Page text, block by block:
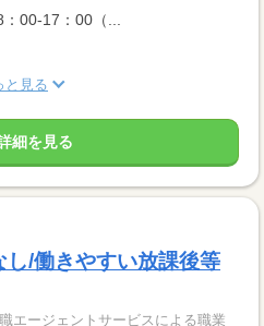
00-17：00（...
と見る
細を見る
/働きやすい放課後等
エージェントサービスによる職業